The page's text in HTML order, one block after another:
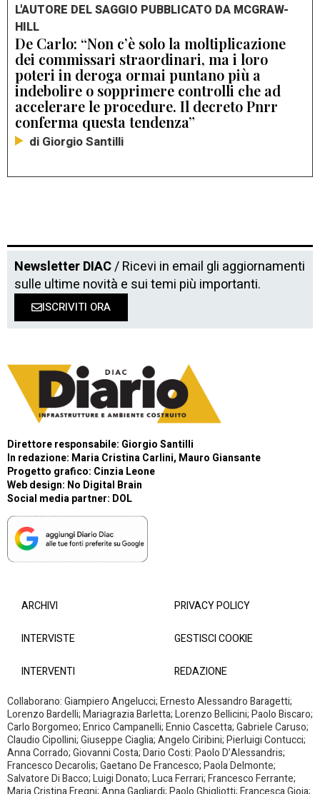
L'AUTORE DEL SAGGIO PUBBLICATO DA MCGRAW-
HILL
De Carlo: “Non c’è solo la moltiplicazione
dei commissari straordinari, ma i loro
poteri in deroga ormai puntano più a
indebolire o sopprimere controlli che ad
accelerare le procedure. Il decreto Pnrr
conferma questa tendenza”
di Giorgio Santilli
Newsletter DIAC/ Ricevi in email gli aggiornamenti
sulle ultime novità e sui temi più importanti.
ISCRIVITI ORA
Direttore responsabile: Giorgio Santilli
In redazione: Maria Cristina Carlini, Mauro Giansante
Progetto grafico: Cinzia Leone
Web design: No Digital Brain
Social media partner: DOL
ARCHIVI
INTERVISTE
INTERVENTI
PRIVACY POLICY
GESTISCI COOKIE
REDAZIONE
Collaborano: Giampiero Angelucci; Ernesto Alessandro Baragetti;
Lorenzo Bardelli; Mariagrazia Barletta; Lorenzo Bellicini; Paolo Biscaro;
Carlo Borgomeo; Enrico Campanelli; Ennio Cascetta; Gabriele Caruso;
Claudio Cipollini; Giuseppe Ciaglia; Angelo Ciribini; Pierluigi Contucci;
Anna Corrado; Giovanni Costa; Dario Costi: Paolo D’Alessandris;
Francesco Decarolis; Gaetano De Francesco; Paola Delmonte;
Salvatore Di Bacco; Luigi Donato; Luca Ferrari; Francesco Ferrante;